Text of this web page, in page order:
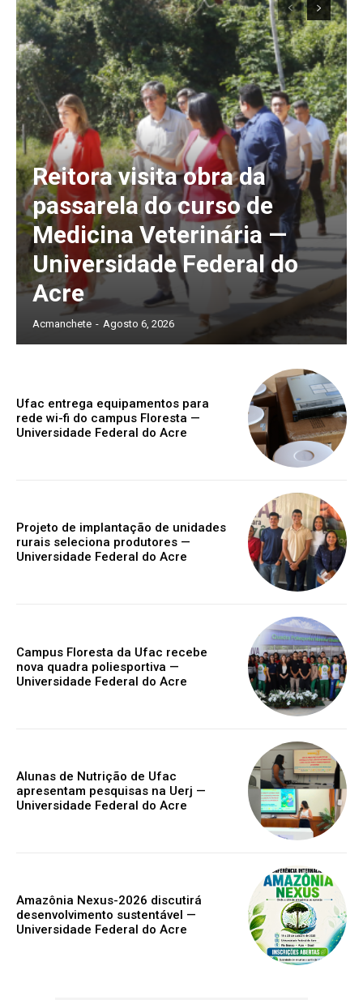
Reitora visita obra da
passarela do curso de
Medicina Veterinária —
Universidade Federal do
Acre
Acmanchete - Agosto 6, 2026
Ufac entrega equipamentos para
rede wi-fi do campus Floresta —
Universidade Federal do Acre
Projeto de implantação de unidades
rurais seleciona produtores —
Universidade Federal do Acre
Campus Floresta da Ufac recebe
nova quadra poliesportiva —
Universidade Federal do Acre
Alunas de Nutrição de Ufac
apresentam pesquisas na Uerj —
Universidade Federal do Acre
Amazônia Nexus-2026 discutirá
desenvolvimento sustentável —
Universidade Federal do Acre